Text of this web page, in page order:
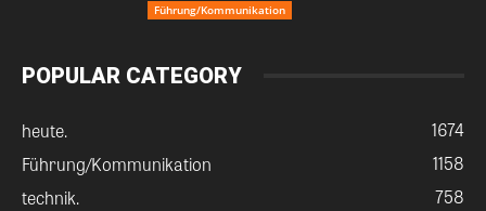
Führung/Kommunikation
POPULAR CATEGORY
heute.
1674
Führung/Kommunikation
1158
technik.
758